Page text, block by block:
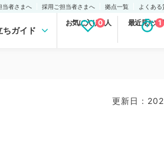
当者さまへ 採用ご担当者さまへ 拠点一覧 よくある
ちガイド
お気に入り求人
0 最近見た求1
更新日 :